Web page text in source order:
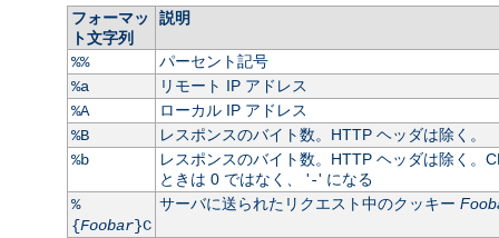
フォーマッ
ト文字列
説明
%%
パーセント記号
%a
リモート IP アドレス
%A
ローカル IP アドレス
%B
レスポンスのバイト数。HTTP ヘッダは除く。
%b
レスポンスのバイト数。HTTP ヘッダは除く。
ときは 0 ではなく、 '-' になる
%
{Foobar}C
サーバに送られたリクエスト中のクッキー